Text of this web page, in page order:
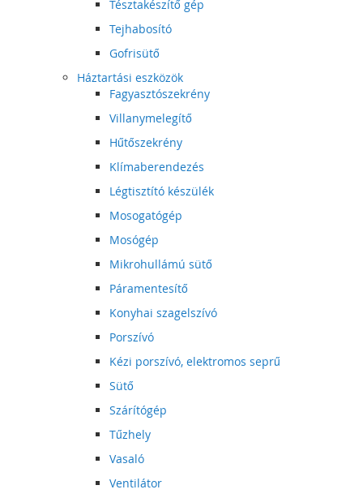
Tésztakészítő gép
Tejhabosító
Gofrisütő
Háztartási eszközök
Fagyasztószekrény
Villanymelegítő
Hűtőszekrény
Klímaberendezés
Légtisztító készülék
Mosogatógép
Mosógép
Mikrohullámú sütő
Páramentesítő
Konyhai szagelszívó
Porszívó
Kézi porszívó, elektromos seprű
Sütő
Szárítógép
Tűzhely
Vasaló
Ventilátor